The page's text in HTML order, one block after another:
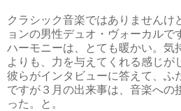
クラシック音楽ではありませんけ
ョンの男性デュオ・ヴォーカルで
ハーモニーは、とても暖かい。気
よりも、力を与えてくれる感じが
彼らがインタビューに答えて、ふ
ですが３月の出来事は、音楽への
った。と。